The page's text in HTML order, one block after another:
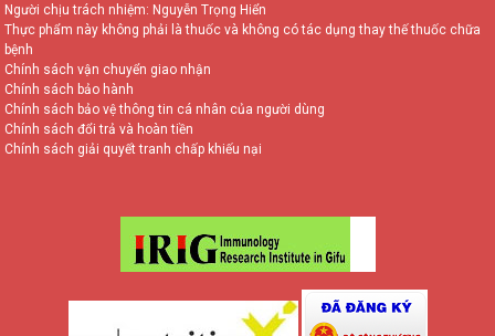
Người chịu trách nhiệm: Nguyễn Trọng Hiển
Thực phẩm này không phải là thuốc và không có tác dụng thay thế thuốc chữa
bệnh
Chính sách vận chuyển giao nhận
Chính sách bảo hành
Chính sách bảo vệ thông tin cá nhân của người dùng
Chính sách đổi trả và hoàn tiền
Chính sách giải quyết tranh chấp khiếu nại